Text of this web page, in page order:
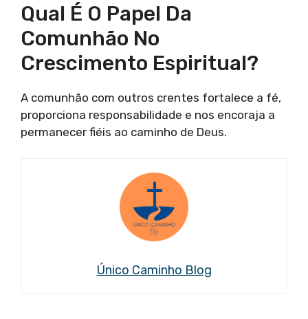
Qual É O Papel Da
Comunhão No
Crescimento Espiritual?
A comunhão com outros crentes fortalece a fé,
proporciona responsabilidade e nos encoraja a
permanecer fiéis ao caminho de Deus.
Único Caminho Blog